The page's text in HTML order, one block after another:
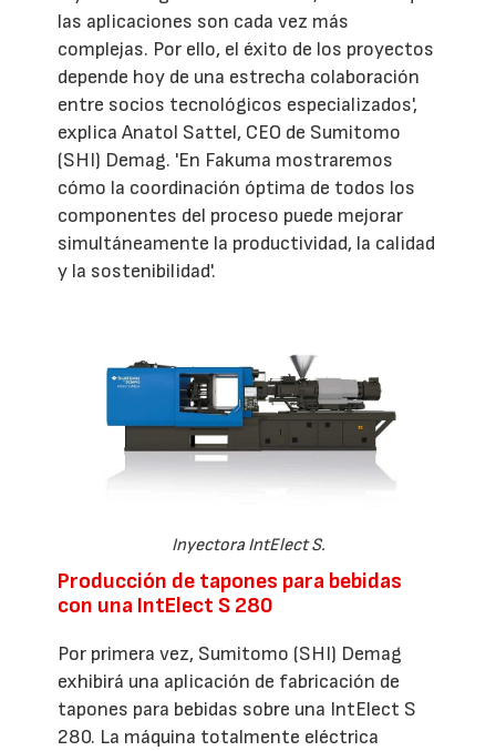
las aplicaciones son cada vez más
complejas. Por ello, el éxito de los proyectos
depende hoy de una estrecha colaboración
entre socios tecnológicos especializados',
explica Anatol Sattel, CEO de Sumitomo
(SHI) Demag. 'En Fakuma mostraremos
cómo la coordinación óptima de todos los
componentes del proceso puede mejorar
simultáneamente la productividad, la calidad
y la sostenibilidad'.
Inyectora IntElect S.
Producción de tapones para bebidas
con una IntElect S 280
Por primera vez, Sumitomo (SHI) Demag
exhibirá una aplicación de fabricación de
tapones para bebidas sobre una IntElect S
280. La máquina totalmente eléctrica